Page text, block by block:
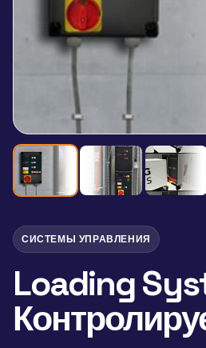
СИСТЕМЫ УПРАВЛЕНИЯ
Loading